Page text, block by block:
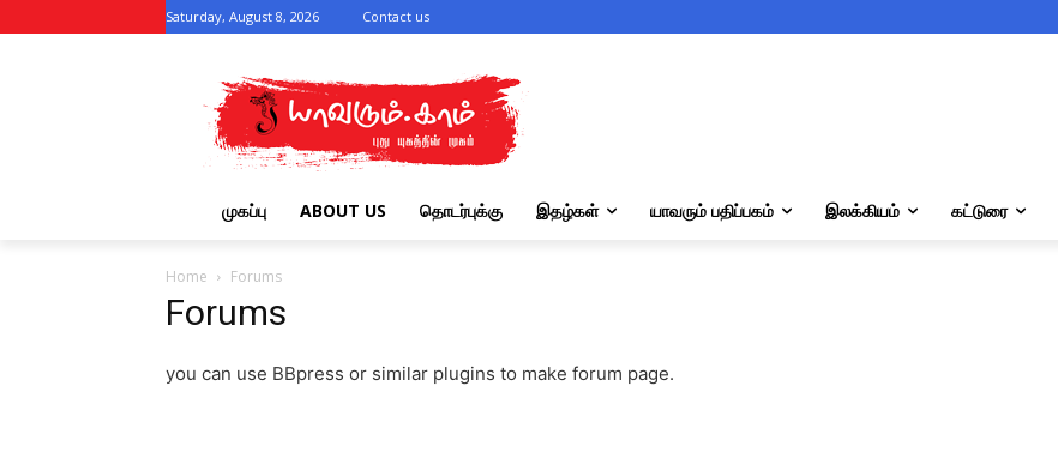
Saturday, August 8, 2026 Contact us
முகப்பு ABOUT US தொடர்புக்கு இதழ்கள் யாவரும் பதிப்பகம் இலக்கியம் கட்டுரை
Home Forums
Forums
you can use BBpress or similar plugins to make forum page.